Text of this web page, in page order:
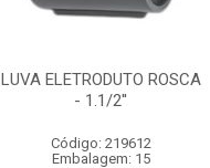
LUVA ELETRODUTO ROSCA
- 1.1/2''
Código: 219612
Embalagem: 15